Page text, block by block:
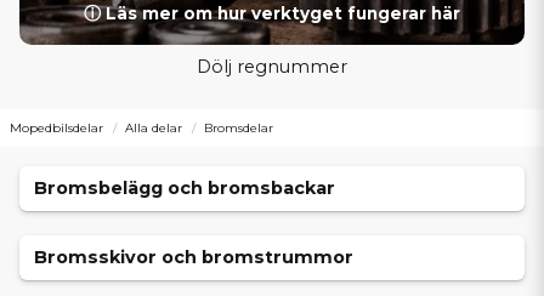
ⓘ Läs mer om hur verktyget fungerar här
Dölj regnummer
Mopedbilsdelar Alla delar Bromsdelar
Bromsbelägg och bromsbackar
Bromsskivor och bromstrummor